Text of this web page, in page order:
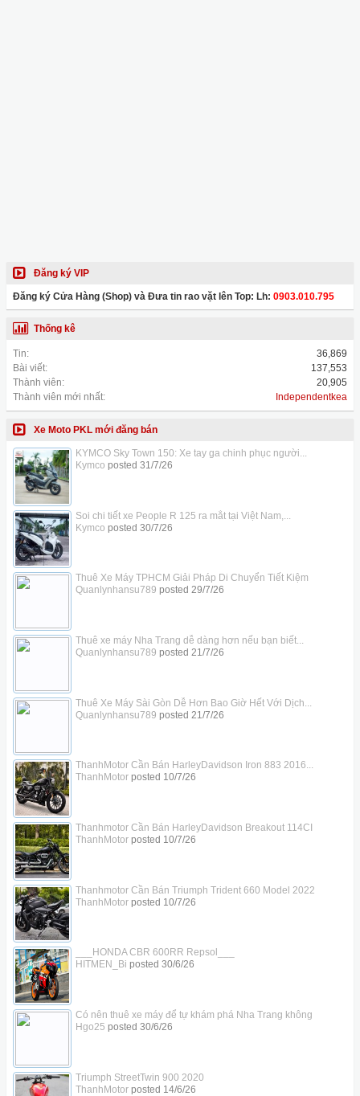
Đăng ký VIP
Đăng ký Cửa Hàng (Shop) và Đưa tin rao vặt lên Top: Lh: 0903.010.795
Thống kê
Tin:
36,869
Bài viết:
137,553
Thành viên:
20,905
Thành viên mới nhất:
Independentkea
Xe Moto PKL mới đăng bán
KYMCO Sky Town 150: Xe tay ga chinh phục người...
Kymco posted 31/7/26
Soi chi tiết xe People R 125 ra mắt tại Việt Nam,...
Kymco posted 30/7/26
Thuê Xe Máy TPHCM Giải Pháp Di Chuyển Tiết Kiệm
Quanlynhansu789 posted 29/7/26
Thuê xe máy Nha Trang dễ dàng hơn nếu bạn biết...
Quanlynhansu789 posted 21/7/26
Thuê Xe Máy Sài Gòn Dễ Hơn Bao Giờ Hết Với Dịch...
Quanlynhansu789 posted 21/7/26
ThanhMotor Cần Bán HarleyDavidson Iron 883 2016...
ThanhMotorposted 10/7/26
Thanhmotor Cần Bán HarleyDavidson Breakout 114CI
ThanhMotorposted 10/7/26
Thanhmotor Cần Bán Triumph Trident 660 Model 2022
ThanhMotorposted 10/7/26
___HONDA CBR 600RR Repsol___
HITMEN_Bi posted 30/6/26
Có nên thuê xe máy để tự khám phá Nha Trang không
Hgo25 posted 30/6/26
Triumph StreetTwin 900 2020
ThanhMotorposted 14/6/26